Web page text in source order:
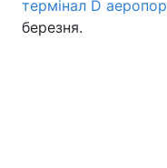
термінал D
березня.